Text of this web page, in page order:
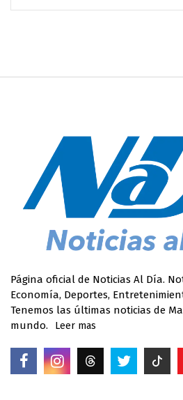
Página oficial de Noticias Al Día.
Economía, Deportes,
Tenemos las últimas noticias de
mundo.
Leer mas